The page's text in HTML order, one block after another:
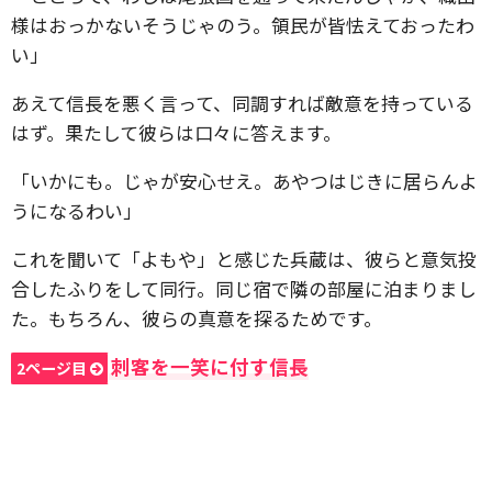
様はおっかないそうじゃのう。領民が皆怯えておったわ
い」
あえて信長を悪く言って、同調すれば敵意を持っている
はず。果たして彼らは口々に答えます。
「いかにも。じゃが安心せえ。あやつはじきに居らんよ
うになるわい」
これを聞いて「よもや」と感じた兵蔵は、彼らと意気投
合したふりをして同行。同じ宿で隣の部屋に泊まりまし
た。もちろん、彼らの真意を探るためです。
2ページ目 刺客を一笑に付す信長